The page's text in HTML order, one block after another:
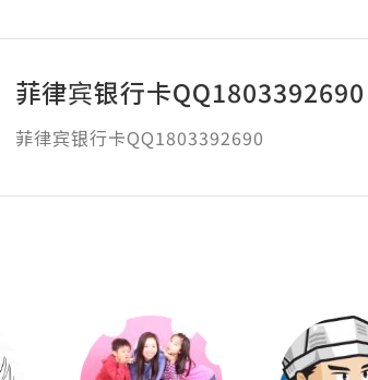
菲律宾银行卡QQ1803392690
菲律宾银行卡QQ1803392690